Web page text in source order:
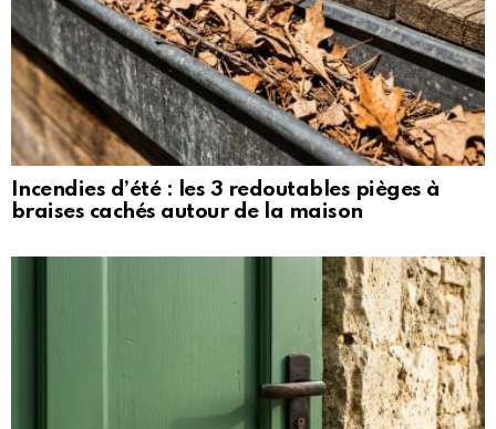
Incendies d’été : les 3 redoutables pièges à
braises cachés autour de la maison